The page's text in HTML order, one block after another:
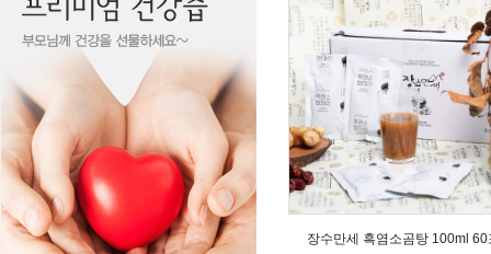
장수만세 흑염소곰탕 100ml 60